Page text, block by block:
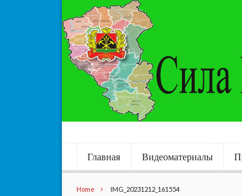
Главная Видеоматериалы
Home IMG_20231212_161554